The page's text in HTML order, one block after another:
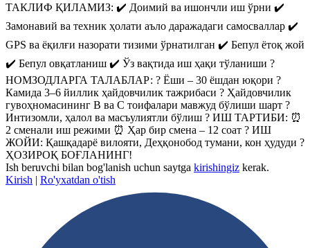
ТАКЛИФ ҚИЛАМИЗ: ✔️ Доимий ва ишончли иш ўрни ✔️
Замонавий ва техник ҳолати аъло даражадаги самосваллар ✔️
GPS ва ёқилғи назорати тизими ўрнатилган ✔️ Бепул ётоқ жой
✔️ Бепул овқатланиш ✔️ Ўз вақтида иш ҳақи тўланиши ?
НОМЗОДЛАРГА ТАЛАБЛАР: ? Ёши – 30 ёшдан юқори ?
Камида 3–6 йиллик ҳайдовчилик тажрибаси ? Ҳайдовчилик
гувоҳномасининг B ва C тоифалари мавжуд бўлиши шарт ?
Интизомли, ҳалол ва масъулиятли бўлиш ? ИШ ТАРТИБИ: ⏰
2 сменали иш режими ⏰ Ҳар бир смена – 12 соат ? ИШ
ЖОЙИ: Қашқадарё вилояти, Деҳқонобод тумани, кон ҳудуди ?
ҲОЗИРОҚ БОҒЛАНИНГ!
Ish beruvchi bilan bog'lanish uchun saytga kirishingiz kerak.
Kirish | Ro'yxatdan o'tish